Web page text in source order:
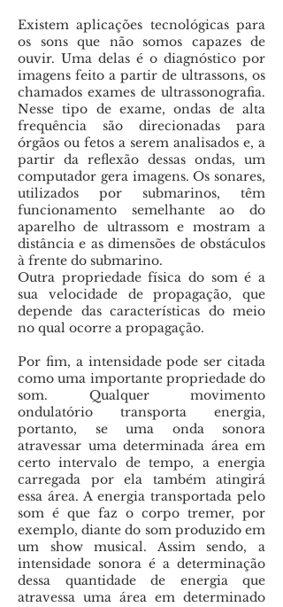
Existem aplicações tecnológicas para
os sons que não somos capazes de
ouvir. Uma delas é o diagnóstico por
imagens feito a partir de ultrassons, os
chamados exames de ultrassonografia.
Nesse tipo de exame, ondas de alta
frequência são direcionadas para
órgãos ou fetos a serem analisados e, a
partir da reflexão dessas ondas, um
computador gera imagens. Os sonares,
utilizados por submarinos, têm
funcionamento semelhante ao do
aparelho de ultrassom e mostram a
distância e as dimensões de obstáculos
à frente do submarino.
Outra propriedade física do som é a
sua velocidade de propagação, que
depende das características do meio
no qual ocorre a propagação.
Por fim, a intensidade pode ser citada
como uma importante propriedade do
som. Qualquer movimento
ondulatório transporta energia,
portanto, se uma onda sonora
atravessar uma determinada área em
certo intervalo de tempo, a energia
carregada por ela também atingirá
essa área. A energia transportada pelo
som é que faz o corpo tremer, por
exemplo, diante do som produzido em
um show musical. Assim sendo, a
intensidade sonora é a determinação
dessa quantidade de energia que
atravessa uma área em determinado